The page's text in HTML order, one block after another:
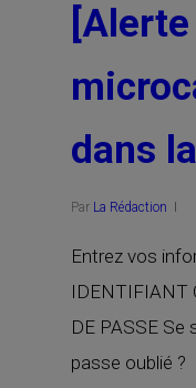
dans
Par La Rédaction
Entrez vos
IDENTIFIANT
DE PASSE Se
passe oublié ?